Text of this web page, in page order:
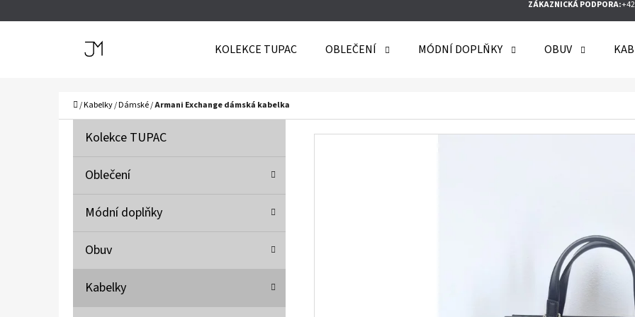
ZÁKAZNICKÁ PODPORA:
KOLEKCE TUPAC OBLEČENÍ MÓDNÍ DOPLŇKY OBUV
Domů
/Kabelky/Dámské/Armani Exchange dámská kabelka
Přeskočit
K Kolekce TUPAC
Oblečení
Módní doplňky
Obuv
Kabelky